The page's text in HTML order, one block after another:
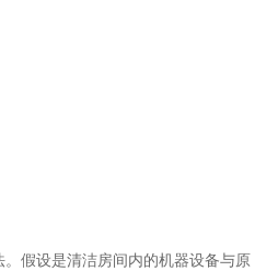
假设是清洁房间内的机器设备与原